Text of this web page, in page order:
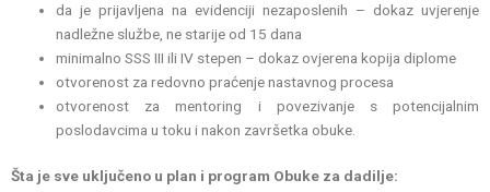
da je prijavljena na evidenciji nezaposlenih – dokaz uvjerenje
nadležne službe, ne starije od 15 dana
minimalno SSS III ili IV stepen – dokaz ovjerena kopija diplome
otvorenost za redovno praćenje nastavnog procesa
otvorenost za mentoring i povezivanje s potencijalnim
poslodavcima u toku i nakon završetka obuke.
Šta je sve uključeno u plan i program Obuke za dadilje: